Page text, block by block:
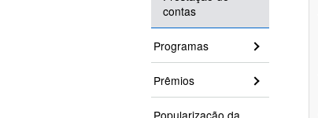
contas
Programas
Prêmios